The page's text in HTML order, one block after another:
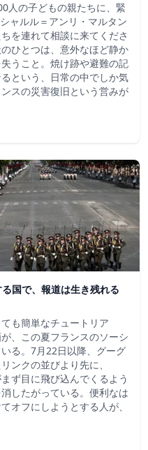
人の子どもの親たちに、緊
ャルル＝アンリ・マルタン
を連れて相談に来てくださ
ひとつは、意外なほど静か
うこと。焼け跡や避難の記
という、日常の中でしか気
スの災害復旧という営みが
国で、報道は生き残れる
も簡単なチュートリア
、この夏フランスのソーシ
る。7月22日以降、グーグ
ンクの並びより先に、
ず目に飛び込んでくるよう
したがっている。便利なは
オフにしようとする人が、